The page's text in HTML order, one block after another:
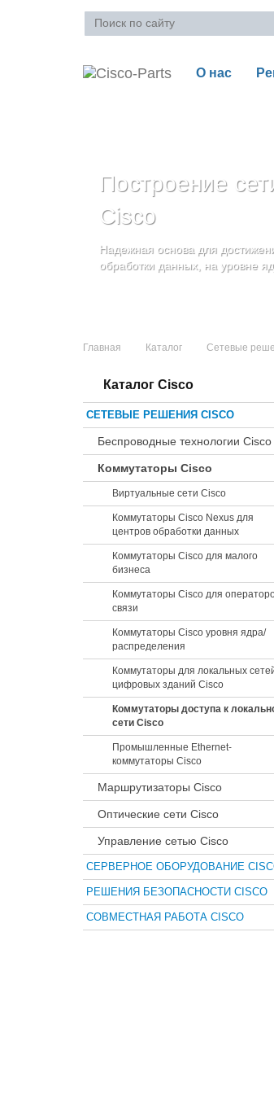
О нас
Построение
Cisco
Надежная основа для
обработки данных, на уровне
Стоечные
и повышение адаптивности
Блейд-
и
Увеличьте
масштабируемой архитектуры
Главная Каталог Сетевые
Каталог Cisco
СЕТЕВЫЕ РЕШЕНИЯ CISCO
Беспроводные технологии Cisco
Коммутаторы Cisco
Виртуальные сети Cisco
Коммутаторы Cisco Nexus для
центров обработки данных
Коммутаторы Cisco для малого
бизнеса
Коммутаторы Cisco для
связи
Коммутаторы Cisco уровня ядра/
распределения
Коммутаторы для локальных
цифровых зданий Cisco
Коммутаторы доступа к
сети Cisco
Промышленные Ethernet-
коммутаторы Cisco
Маршрутизаторы Cisco
Оптические сети Cisco
Управление сетью Cisco
СЕРВЕРНОЕ ОБОРУДОВАНИЕ
РЕШЕНИЯ БЕЗОПАСНОСТИ CISCO
СОВМЕСТНАЯ РАБОТА CISCO